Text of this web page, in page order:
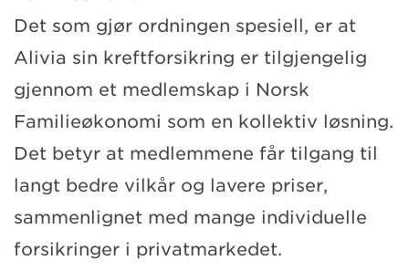
Det som gjør ordningen spesiell, er at
Alivia sin kreftforsikring er tilgjengelig
gjennom et medlemskap i Norsk
Familieøkonomi som en kollektiv løsning.
Det betyr at medlemmene får tilgang til
langt bedre vilkår og lavere priser,
sammenlignet med mange individuelle
forsikringer i privatmarkedet.